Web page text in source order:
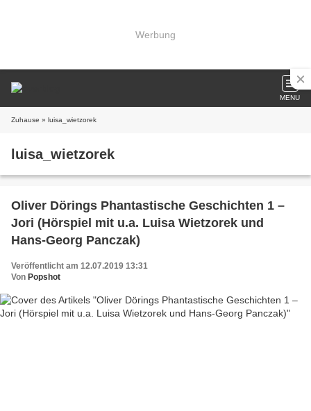
Werbung
MENU
Zuhause » luisa_wietzorek
luisa_wietzorek
Oliver Dörings Phantastische Geschichten 1 –
Jori (Hörspiel mit u.a. Luisa Wietzorek und
Hans-Georg Panczak)
Veröffentlicht am 12.07.2019 13:31
Von Popshot